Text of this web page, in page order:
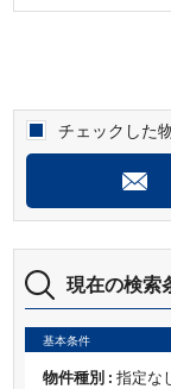
現在の検索
基本条件
物件種別 : 指定な
チェックした